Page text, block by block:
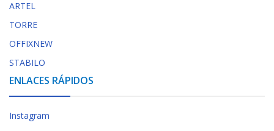
ARTEL
TORRE
OFFIXNEW
STABILO
ENLACES RÁPIDOS
Instagram